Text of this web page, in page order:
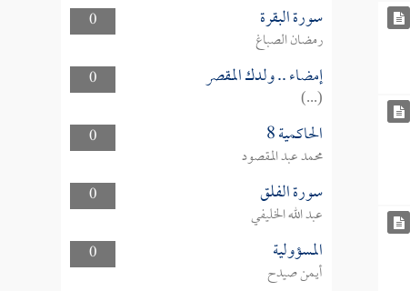
0
سورة البقرة
رمضان الصباغ
0
إمضاء .. ولدك المقصر
(...)
0
الحاكمية 8
محمد عبد المقصود
0
سورة الفلق
عبد الله الخليفي
0
المسؤولية
أيمن صيدح